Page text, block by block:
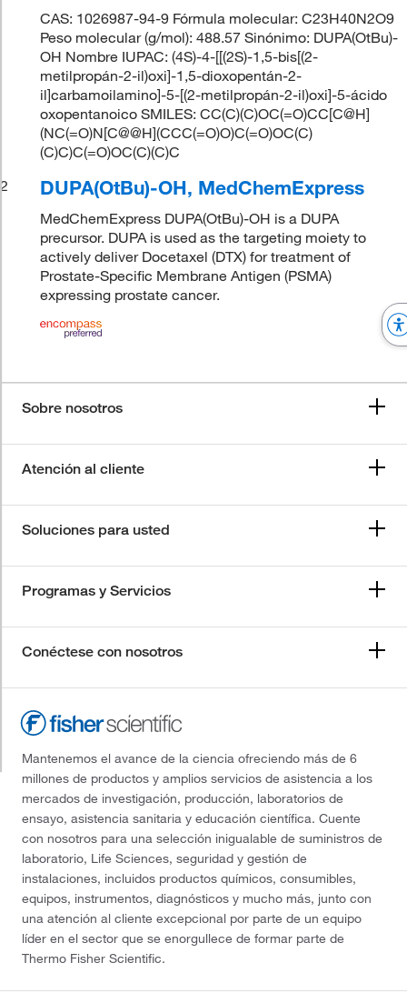
CAS: 1026987-94-9 Fórmula molecular: C23H40N2O9
Peso molecular (g/mol): 488.57 Sinónimo: DUPA(OtBu)-
OH Nombre IUPAC: (4S)-4-[[(2S)-1,5-bis[(2-
metilpropán-2-il)oxi]-1,5-dioxopentán-2-
il]carbamoilamino]-5-[(2-metilpropán-2-il)oxi]-5-ácido
oxopentanoico SMILES: CC(C)(C)OC(=O)CC[C@H]
(NC(=O)N[C@@H](CCC(=O)O)C(=O)OC(C)
(C)C)C(=O)OC(C)(C)C
2
DUPA(OtBu)-OH, MedChemExpress
MedChemExpress DUPA(OtBu)-OH is a DUPA
precursor. DUPA is used as the targeting moiety to
actively deliver Docetaxel (DTX) for treatment of
Prostate-Specific Membrane Antigen (PSMA)
expressing prostate cancer.
Sobre nosotros
Atención al cliente
Soluciones para usted
Programas y Servicios
Conéctese con nosotros
Mantenemos el avance de la ciencia ofreciendo más de 6
millones de productos y amplios servicios de asistencia a los
mercados de investigación, producción, laboratorios de
ensayo, asistencia sanitaria y educación científica. Cuente
con nosotros para una selección inigualable de suministros de
laboratorio, Life Sciences, seguridad y gestión de
instalaciones, incluidos productos químicos, consumibles,
equipos, instrumentos, diagnósticos y mucho más, junto con
una atención al cliente excepcional por parte de un equipo
líder en el sector que se enorgullece de formar parte de
Thermo Fisher Scientific.